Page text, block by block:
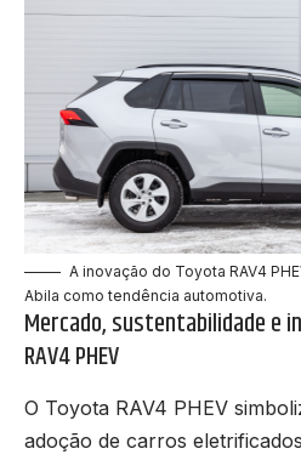
A inovação do Toyota RAV4
Abila como tendência automotiva.
Mercado, sustentabilidade e
RAV4 PHEV
O Toyota RAV4 PHEV
adoção de carros